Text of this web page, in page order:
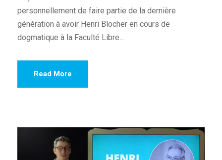
personnellement de faire partie de la dernière
génération à avoir Henri Blocher en cours de
dogmatique à la Faculté Libre...
Read More